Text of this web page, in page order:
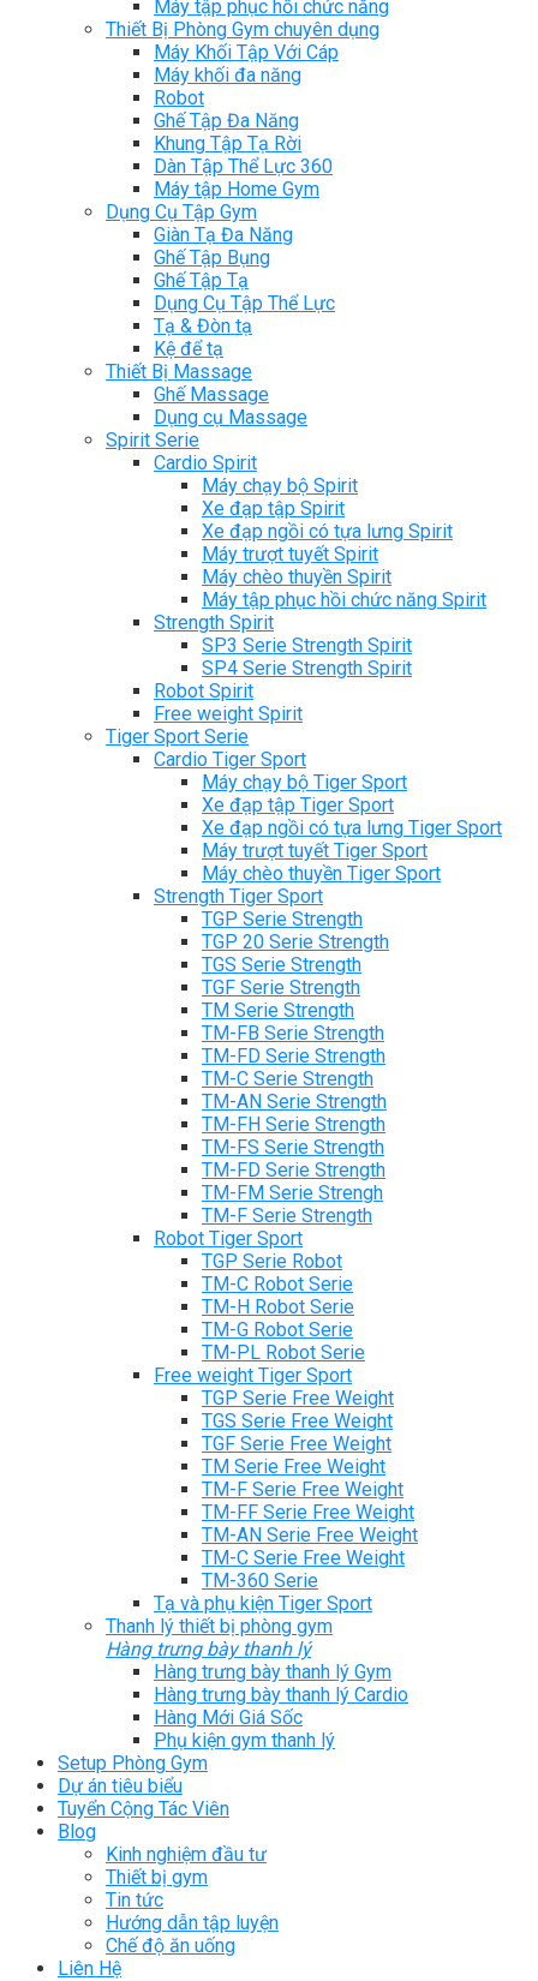
Máy tập phục hồi chức năng
Thiết Bị Phòng Gym chuyên dụng
Máy Khối Tập Với Cáp
Máy khối đa năng
Robot
Ghế Tập Đa Năng
Khung Tập Tạ Rời
Dàn Tập Thể Lực 360
Máy tập Home Gym
Dụng Cụ Tập Gym
Giàn Tạ Đa Năng
Ghế Tập Bụng
Ghế Tập Tạ
Dụng Cụ Tập Thể Lực
Tạ & Đòn tạ
Kệ để tạ
Thiết Bị Massage
Ghế Massage
Dụng cụ Massage
Spirit Serie
Cardio Spirit
Máy chạy bộ Spirit
Xe đạp tập Spirit
Xe đạp ngồi có tựa lưng Spirit
Máy trượt tuyết Spirit
Máy chèo thuyền Spirit
Máy tập phục hồi chức năng Spirit
Strength Spirit
SP3 Serie Strength Spirit
SP4 Serie Strength Spirit
Robot Spirit
Free weight Spirit
Tiger Sport Serie
Cardio Tiger Sport
Máy chạy bộ Tiger Sport
Xe đạp tập Tiger Sport
Xe đạp ngồi có tựa lưng Tiger Sport
Máy trượt tuyết Tiger Sport
Máy chèo thuyền Tiger Sport
Strength Tiger Sport
TGP Serie Strength
TGP 20 Serie Strength
TGS Serie Strength
TGF Serie Strength
TM Serie Strength
TM-FB Serie Strength
TM-FD Serie Strength
TM-C Serie Strength
TM-AN Serie Strength
TM-FH Serie Strength
TM-FS Serie Strength
TM-FD Serie Strength
TM-FM Serie Strengh
TM-F Serie Strength
Robot Tiger Sport
TGP Serie Robot
TM-C Robot Serie
TM-H Robot Serie
TM-G Robot Serie
TM-PL Robot Serie
Free weight Tiger Sport
TGP Serie Free Weight
TGS Serie Free Weight
TGF Serie Free Weight
TM Serie Free Weight
TM-F Serie Free Weight
TM-FF Serie Free Weight
TM-AN Serie Free Weight
TM-C Serie Free Weight
TM-360 Serie
Tạ và phụ kiện Tiger Sport
Thanh lý thiết bị phòng gym
Hàng trưng bày thanh lý
Hàng trưng bày thanh lý Gym
Hàng trưng bày thanh lý Cardio
Hàng Mới Giá Sốc
Phụ kiện gym thanh lý
Setup Phòng Gym
Dự án tiêu biểu
Tuyển Cộng Tác Viên
Blog
Kinh nghiệm đầu tư
Thiết bị gym
Tin tức
Hướng dẫn tập luyện
Chế độ ăn uống
Liên Hệ